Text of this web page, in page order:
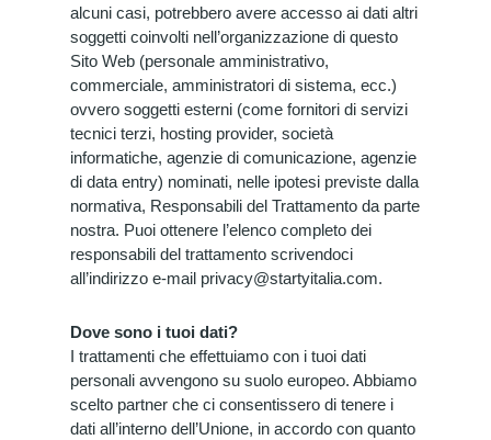
alcuni casi, potrebbero avere accesso ai dati altri
soggetti coinvolti nell’organizzazione di questo
Sito Web (personale amministrativo,
commerciale, amministratori di sistema, ecc.)
ovvero soggetti esterni (come fornitori di servizi
tecnici terzi, hosting provider, società
informatiche, agenzie di comunicazione, agenzie
di data entry) nominati, nelle ipotesi previste dalla
normativa, Responsabili del Trattamento da parte
nostra. Puoi ottenere l’elenco completo dei
responsabili del trattamento scrivendoci
all’indirizzo e-mail privacy@startyitalia.com.
Dove sono i tuoi dati?
I trattamenti che effettuiamo con i tuoi dati
personali avvengono su suolo europeo. Abbiamo
scelto partner che ci consentissero di tenere i
dati all’interno dell’Unione, in accordo con quanto